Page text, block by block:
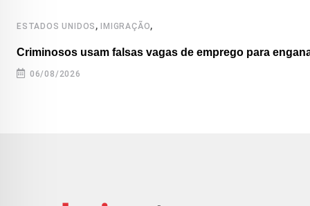
ESTADOS UNIDOS ,IMIGRAÇÃO,
Criminosos usam falsas vagas de emprego para
06/08/2026